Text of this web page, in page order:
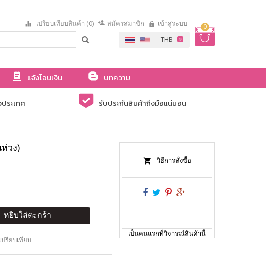
0
เปรียบเทียบสินค้า (0) สมัครสมาชิก เข้าสู่ระบบ
แจ้งโอนเงิน
บทความ
ระเทศ รับประกันสินค้าถึงมือแน่นอน
วง)
หยิบใส่ตะกร้า
ปรียบเทียบ
วิธีการสั่งซื้อ
เป็นคนแรกที่วิจารณ์สินค้านี้